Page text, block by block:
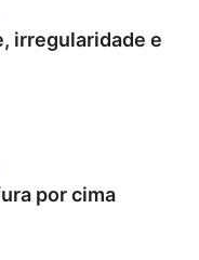
irregularidade e
por cima